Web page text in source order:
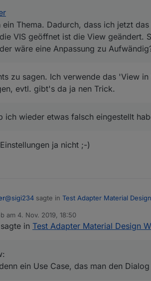
Ein Tipp ob ich wieder etwas falsch eingestellt
ein Thema. Dadurch, dass ich jetzt
VIS geöffnet ist die View geändert.
wäre eine Anpassung zu
zu sagen. Ich verwende das 'View
evtl. gibt's da ja nen Trick.
ich wieder etwas falsch eingestellt
ja nicht ;-)
@sigi234 sagte in Test Adapter Material
@Scrounger
@Home4-0
am 4. Nov. 2019, 18:50
editiert von
sagte in Test Adapter Material Design
ein Use Case, das man den